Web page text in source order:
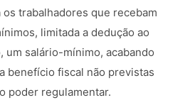
trabalhadores que recebam
limitada a dedução ao
um salário-mínimo, acabando
benefício fiscal não previstas
poder regulamentar.